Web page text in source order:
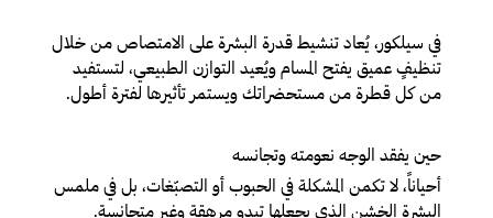
في سيلكور، يُعاد تنشيط قدرة البشرة على الامتصاص من خلال
تنظيفٍ عميق يفتح المسام ويُعيد التوازن الطبيعي، لتستفيد
من كل قطرة من مستحضراتك ويستمر تأثيرها لفترة أطول.
حين يفقد الوجه نعومته وتجانسه
أحياناً، لا تكمن المشكلة في الحبوب أو التصبّغات، بل في ملمس
البشرة الخشن الذي يجعلها تبدو مرهقة وغير متجانسة.